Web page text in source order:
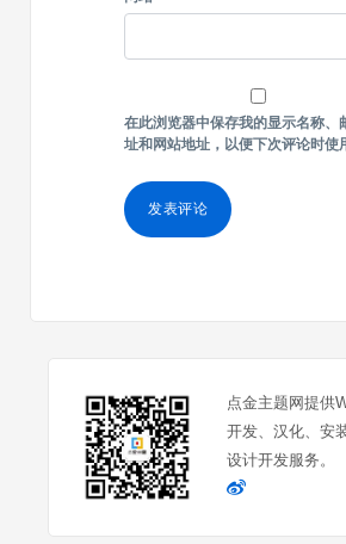
在此浏览器中保存我的显示名称、
址和网站地址，以便下次评论时使
点金主题网提供
开发、汉化、安
设计开发服务。